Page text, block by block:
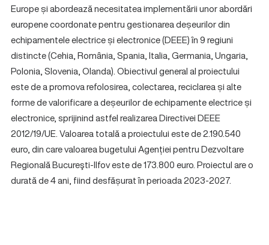
Europe și abordează necesitatea implementării unor abordări
europene coordonate pentru gestionarea deșeurilor din
echipamentele electrice și electronice (DEEE) în 9 regiuni
distincte (Cehia, România, Spania, Italia, Germania, Ungaria,
Polonia, Slovenia, Olanda). Obiectivul general al proiectului
este de a promova refolosirea, colectarea, reciclarea și alte
forme de valorificare a deșeurilor de echipamente electrice și
electronice, sprijinind astfel realizarea Directivei DEEE
2012/19/UE. Valoarea totală a proiectului este de 2.190.540
euro, din care valoarea bugetului Agenției pentru Dezvoltare
Regională Bucureşti-Ilfov este de 173.800 euro. Proiectul are o
durată de 4 ani, fiind desfășurat în perioada 2023-2027.